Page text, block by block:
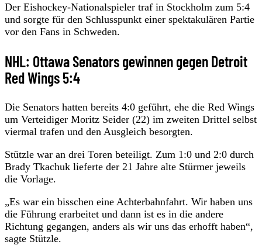
Der Eishockey-Nationalspieler traf in Stockholm zum 5:4
und sorgte für den Schlusspunkt einer spektakulären Partie
vor den Fans in Schweden.
NHL: Ottawa Senators gewinnen gegen Detroit
Red Wings 5:4
Die Senators hatten bereits 4:0 geführt, ehe die Red Wings
um Verteidiger Moritz Seider (22) im zweiten Drittel selbst
viermal trafen und den Ausgleich besorgten.
Stützle war an drei Toren beteiligt. Zum 1:0 und 2:0 durch
Brady Tkachuk lieferte der 21 Jahre alte Stürmer jeweils
die Vorlage.
„Es war ein bisschen eine Achterbahnfahrt. Wir haben uns
die Führung erarbeitet und dann ist es in die andere
Richtung gegangen, anders als wir uns das erhofft haben“,
sagte Stützle.